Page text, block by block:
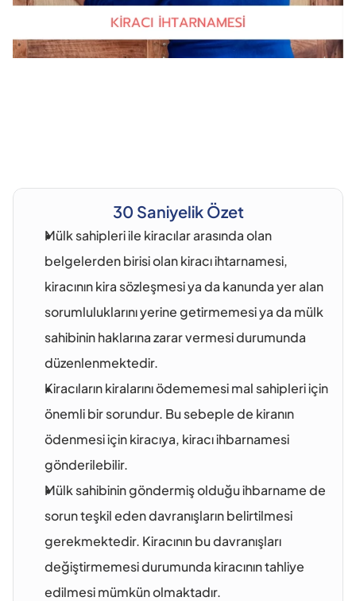
30 Saniyelik Özet
Mülk sahipleri ile kiracılar arasında olan
belgelerden birisi olan kiracı ihtarnamesi,
kiracının kira sözleşmesi ya da kanunda yer alan
sorumluluklarını yerine getirmemesi ya da mülk
sahibinin haklarına zarar vermesi durumunda
düzenlenmektedir.
Kiracıların kiralarını ödememesi mal sahipleri için
önemli bir sorundur. Bu sebeple de kiranın
ödenmesi için kiracıya, kiracı ihbarnamesi
gönderilebilir.
Mülk sahibinin göndermiş olduğu ihbarname de
sorun teşkil eden davranışların belirtilmesi
gerekmektedir. Kiracının bu davranışları
değiştirmemesi durumunda kiracının tahliye
edilmesi mümkün olmaktadır.